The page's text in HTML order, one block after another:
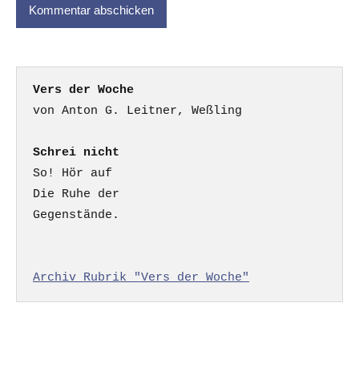
Vers der Woche
Schrei nicht
So! Hör auf
Die Ruhe der
Gegenstände.
Archiv Rubrik "Vers der Woche"